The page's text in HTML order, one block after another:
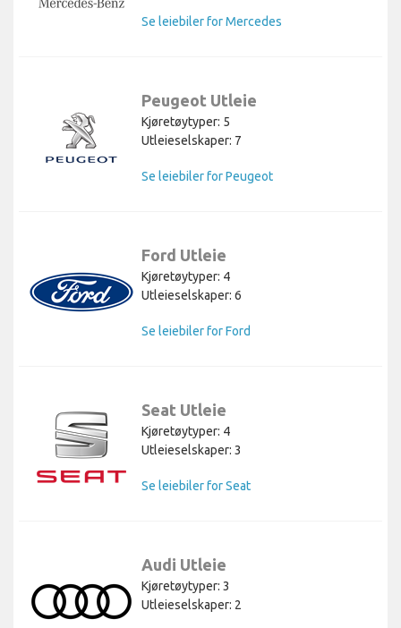
Se leiebiler for Mercedes
Peugeot Utleie
Kjøretøytyper: 5
Utleieselskaper: 7
Se leiebiler for Peugeot
Ford Utleie
Kjøretøytyper: 4
Utleieselskaper: 6
Se leiebiler for Ford
Seat Utleie
Kjøretøytyper: 4
Utleieselskaper: 3
Se leiebiler for Seat
Audi Utleie
Kjøretøytyper: 3
Utleieselskaper: 2